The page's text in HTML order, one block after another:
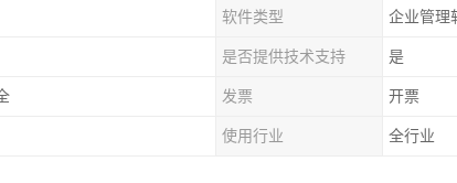
软件类型 企业管理
是否提供技术支持 是
发票 开票
使用行业 全行业